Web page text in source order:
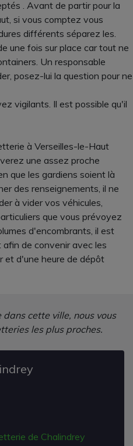
. Avant de partir pour la
si vous comptez vous
différents séparez les.
une fois sur place car tout ne
Un responsable
posez-lui la question pour ne
vigilants. Il est possible qu'il
à Verseilles-le-Haut
une assez proche
que les gardiens soient là
des renseignements, il ne
à vider vos véhicules,
que vous prévoyez
d'encombrants, il est
de convenir avec les
et d'une heure de dépôt
cette ville, nous vous
les plus proches.
de Chalindrey